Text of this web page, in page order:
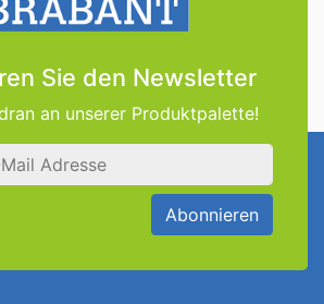
Sie den Newsletter
an unserer Produktpalette!
Abonnieren